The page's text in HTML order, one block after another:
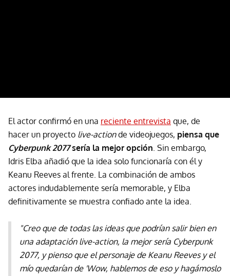
El actor confirmó en una reciente entrevista que, de
hacer un proyecto live-actionde videojuegos, piensa que
Cyberpunk 2077sería la mejor opción. Sin embargo,
Idris Elba añadió que la idea solo funcionaría con él y
Keanu Reeves al frente. La combinación de ambos
actores indudablemente sería memorable, y Elba
definitivamente se muestra confiado ante la idea.
"Creo que de todas las ideas que podrían salir bien en
una adaptación live-action, la mejor sería Cyberpunk
2077, y pienso que el personaje de Keanu Reeves y el
mío quedarían de 'Wow, hablemos de eso y hagámoslo